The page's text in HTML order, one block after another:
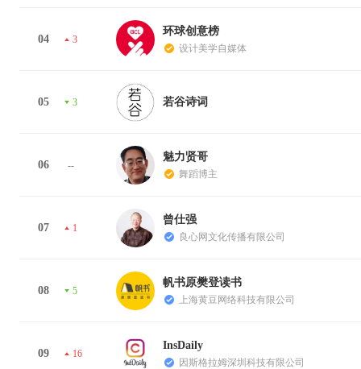
04 3
环球创意榜
设计美学自媒体
05 3 若谷诗词
06 --
魅力贤哥
舞蹈博主
07 1
曾仕强
良心网文化传播有限公司
08 5
帆书原樊登读书
上海黄豆网络科技有限公司
09 16
InsDaily
因斯格拉姆深圳科技有限公司